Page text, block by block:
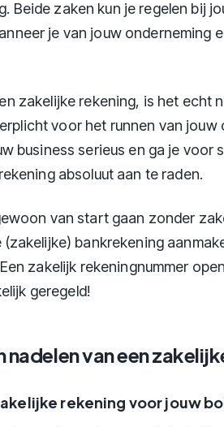
Beide zaken kun je regelen bij
je van jouw onderneming
zakelijke rekening, is het echt
voor het runnen van jouw
business serieus en ga je voor
absoluut aan te raden.
van start gaan zonder
bankrekening
zakelijk rekeningnummer
geregeld!
van een
rekening voor jouw